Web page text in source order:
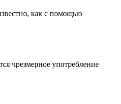
как с помощью
чрезмерное употребление